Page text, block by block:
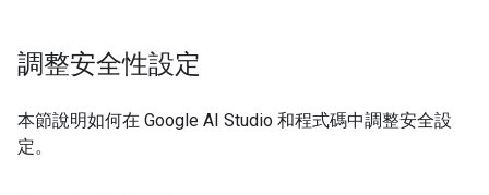
調整安全性設定
本節說明如何在 Google AI Studio 和程式碼中調整安全設
定。